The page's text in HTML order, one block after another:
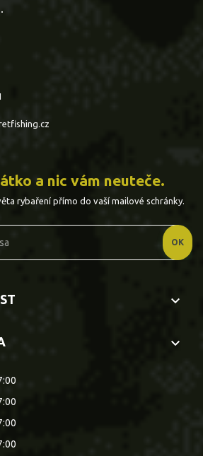
a nic vám neuteče.
rybaření přímo do vaší mailové schránky.
keyboard_arrow_down
keyboard_arrow_down